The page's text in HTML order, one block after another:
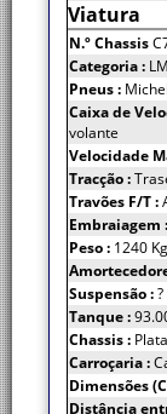
Viatura
N.º Chassis
Categoria :
Pneus :
Caixa de
volante
Velocidade
Tracção :
Travões F/T :
Embraiagem :
Peso : 1240 Kg
Suspensão :?
Tanque :
Chassis :
Carroçaria :
Dimensões
Distância